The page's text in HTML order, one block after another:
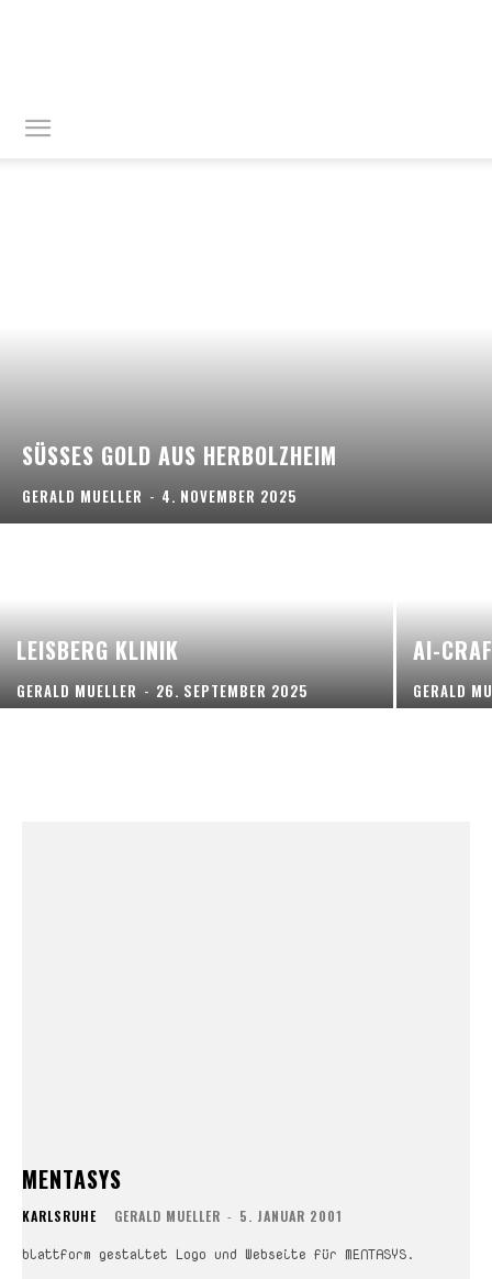
SÜSSES GOLD AUS HERBOLZHEIM
GERALD MUELLER - 4. NOVEMBER 2025
LEISBERG KLINIK
GERALD MUELLER - 26. SEPTEMBER 2025
AI-
GERALD
MENTASYS
KARLSRUHE GERALD MUELLER - 5. JANUAR 2001
blattform gestaltet Logo und Webseite für MENTASYS.